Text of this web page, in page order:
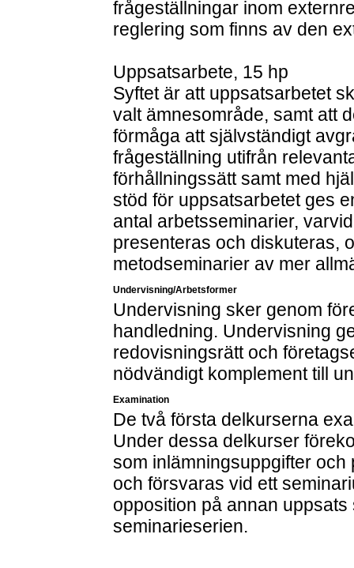
frågeställningar inom
reglering som finns av den
Uppsatsarbete, 15 hp
Syftet är att uppsatsarbetet
valt ämnesområde, samt att
förmåga att självständigt
frågeställning utifrån
förhållningssätt samt med
stöd för uppsatsarbetet ges
antal arbetsseminarier,
presenteras och diskuteras,
metodseminarier av mer
Undervisning/Arbetsformer
Undervisning sker genom
handledning. Undervisning
redovisningsrätt och
nödvändigt komplement till
Examination
De två första delkurserna
Under dessa delkurser
som inlämningsuppgifter
och försvaras vid ett
opposition på annan
seminarieserien.